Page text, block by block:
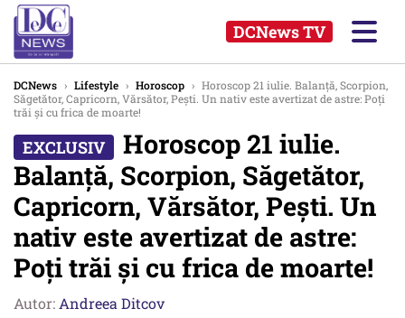
DCNews TV
DCNews › Lifestyle › Horoscop › Horoscop 21 iulie. Balanță, Scorpion,
Săgetător, Capricorn, Vărsător, Pești. Un nativ este avertizat de astre: Poți
trăi și cu frica de moarte!
Horoscop 21 iulie.
Balanță, Scorpion, Săgetător,
Capricorn, Vărsător, Pești. Un
nativ este avertizat de astre:
Poți trăi și cu frica de moarte!
Autor: Andreea Ditcov